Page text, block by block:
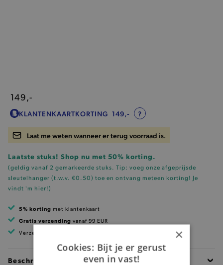
149,-
KLANTENKAARTKORTING 149,- ?
Laat me weten wanneer er terug voorraad is.
Laatste stuks! Shop nu met 50% korting.
(geldig vanaf 2 gemarkeerde stuks. Tip: voeg onze afgeprijsde
sleutelhanger (t.w.v. €0.50) toe en ontvang meteen korting! Je
vindt 'm hier!)
5% korting met klantenkaart
Gratis verzending vanaf 99 EUR
Verzending binnen 1 à 2 werkdagen
Beschrijving
×
Cookies: Bijt je er gerust
even in vast!